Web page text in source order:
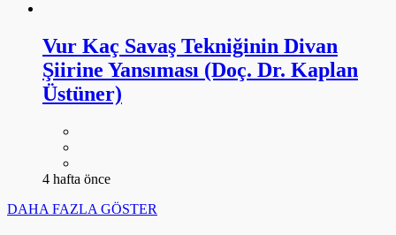
Vur Kaç Savaş Tekniğinin Divan
Şiirine Yansıması (Doç. Dr. Kaplan
Üstüner)
4 hafta önce
DAHA FAZLA GÖSTER